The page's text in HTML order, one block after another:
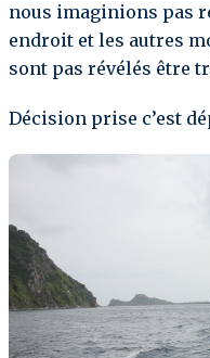
nous imaginions pas
endroit et les autres
sont pas révélés être
Décision prise c’est